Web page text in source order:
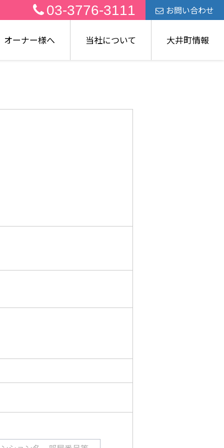
03-3776-3111 お問い合わせ
オーナー様へ 当社について 大井町情報